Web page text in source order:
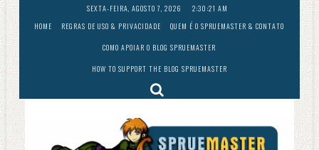
Skip
to
content
SEXTA-FEIRA, AGOSTO 7, 2026
2:30:21 AM
HOME
REGRAS DE USO & PRIVACIDADE
QUEM É O SPRUEMASTER & CONTATO
COMO APOIAR O BLOG SPRUEMASTER
HOW TO SUPPORT THE BLOG SPRUEMASTER